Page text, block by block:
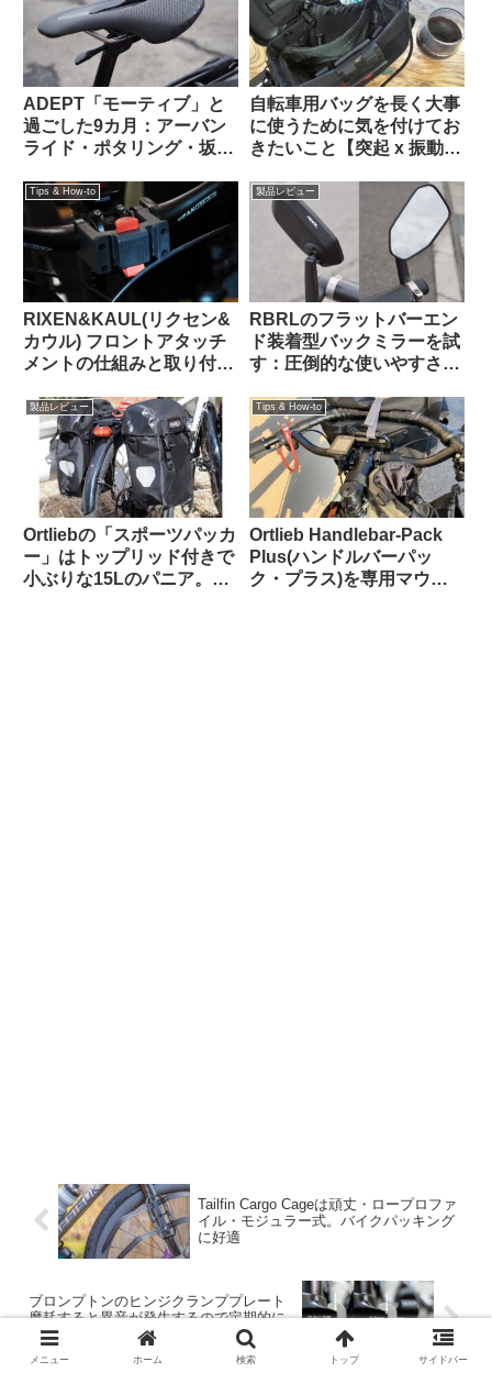
ADEPT「モーティブ」と
過ごした9カ月：アーバン
ライド・ポタリング・坂道
ノーズサドル
自転車用バッグを長く大事
に使うために気を付けてお
きたいこと【突起 x 振動
Tips & How-to
RIXEN&KAUL(リクセン&
カウル) フロントアタッチ
メントの仕組みと取り付け
製品レビュー
RBRLのフラットバーエン
ド装着型バックミラーを試
す：圧倒的な使いやすさと
い】
製品レビュー
Ortliebの「スポーツパッカ
ー」はトップリッド付きで
小ぶりな15Lのパニア。ど
Tips & How-to
Ortlieb Handlebar-Pack
Plus(ハンドルバーパッ
ク・プラス)を専用マウン
Tailfin Cargo Cageは頑丈・ロープロファ
イル・モジュラー式。バイクパッキング
に好適
ブロンプトンのヒンジクランププレート
摩耗すると異音が発生するので定期的に
チェックしよう
メニュー ホーム 検索 トップ サイドバー